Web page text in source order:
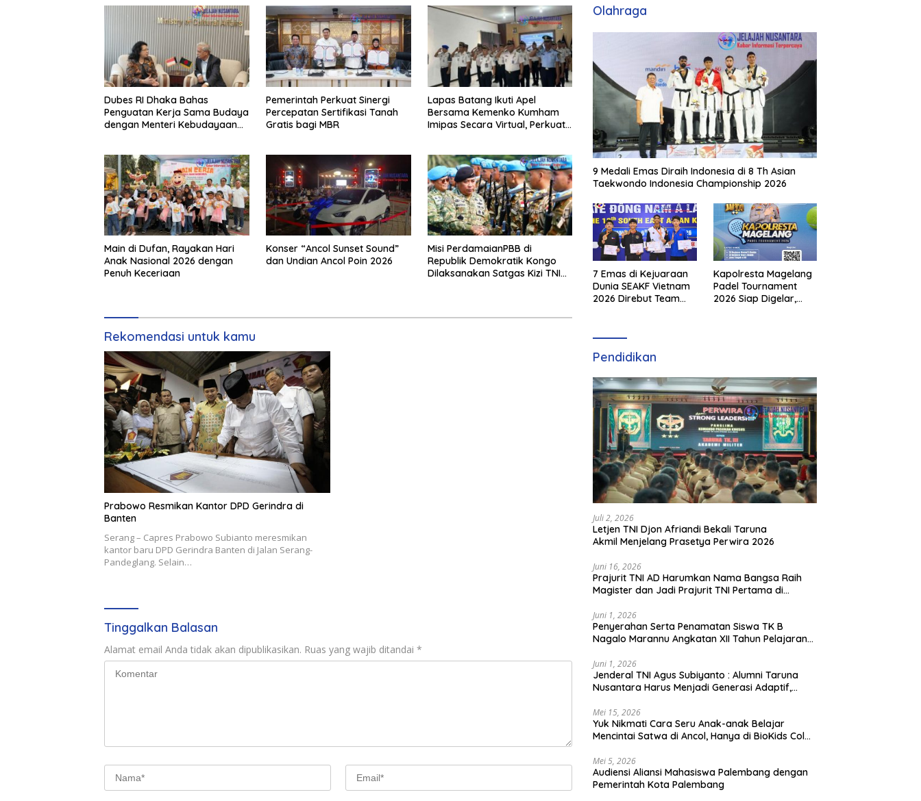
Dubes RI Dhaka Bahas
Penguatan Kerja Sama Budaya
dengan Menteri Kebudayaan
Pemerintah Perkuat Sinergi
Percepatan Sertifikasi Tanah
Gratis bagi MBR
Lapas Batang Ikuti Apel
Bersama Kemenko Kumham
Imipas Secara Virtual, Perkuat
Main di Dufan, Rayakan Hari
Anak Nasional 2026 dengan
Penuh Keceriaan
Konser “Ancol Sunset Sound”
dan Undian Ancol Poin 2026
Misi PerdamaianPBB di
Republik Demokratik Kongo
Dilaksanakan Satgas Kizi TNI
Rekomendasi untuk kamu
Prabowo Resmikan Kantor DPD Gerindra di
Banten
Serang – Capres Prabowo Subianto meresmikan
kantor baru DPD Gerindra Banten di Jalan Serang-
Pandeglang. Selain…
Tinggalkan Balasan
Alamat email Anda tidak akan dipublikasikan. Ruas yang wajib ditandai *
Olahraga
9 Medali Emas Diraih Indonesia di 8 Th Asian
Taekwondo Indonesia Championship 2026
7 Emas di Kejuaraan
Dunia SEAKF Vietnam
2026 Direbut Team
Kapolresta Magelang
Padel Tournament
2026 Siap Digelar,
Pendidikan
Juli 2, 2026
Letjen TNI Djon Afriandi Bekali Taruna
Akmil Menjelang Prasetya Perwira 2026
Juni 16, 2026
Prajurit TNI AD Harumkan Nama Bangsa Raih
Magister dan Jadi Prajurit TNI Pertama di
Juni 1, 2026
Penyerahan Serta Penamatan Siswa TK B
Nagalo Marannu Angkatan XII Tahun Pelajaran
Juni 1, 2026
Jenderal TNI Agus Subiyanto : Alumni Taruna
Nusantara Harus Menjadi Generasi Adaptif,
Mei 15, 2026
Yuk Nikmati Cara Seru Anak-anak Belajar
Mencintai Satwa di Ancol, Hanya di BioKids Color
Mei 5, 2026
Audiensi Aliansi Mahasiswa Palembang dengan
Pemerintah Kota Palembang